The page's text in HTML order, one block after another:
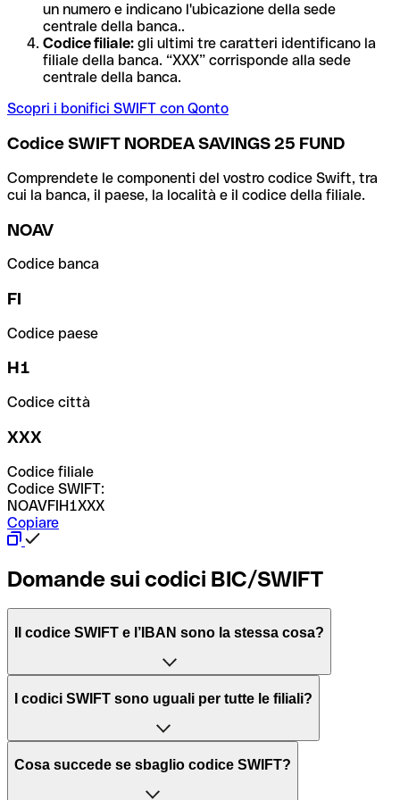
un numero e indicano l'ubicazione della sede
centrale della banca..
Codice filiale: gli ultimi tre caratteri identificano la
filiale della banca. “XXX” corrisponde alla sede
centrale della banca.
Scopri i bonifici SWIFT con Qonto
Codice SWIFT NORDEA SAVINGS 25 FUND
Comprendete le componenti del vostro codice Swift, tra
cui la banca, il paese, la località e il codice della filiale.
NOAV
Codice banca
FI
Codice paese
H1
Codice città
XXX
Codice filiale
Codice SWIFT:
NOAVFIH1XXX
Copiare
Domande sui codici BIC/SWIFT
Il codice SWIFT e l’IBAN sono la stessa cosa?
L'acronimo SWIFT sta per “Society for Worldwide
per l’elaborazione dei pagamenti tra diversi Paesi.
Il BIC, invece, sta per “Bank Identifier Code” ed è una
I codici SWIFT sono uguali per tutte le filiali?
Dipende dalle banche. In alcuni casi le banche utilizzano
Cosa succede se sbaglio codice SWIFT?